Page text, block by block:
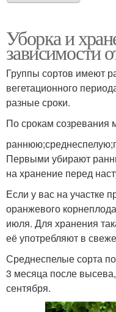
Уборка и
зависимости
Группы сортов имеют
вегетационного
разные сроки.
По срокам созревания
Первыми убирают
на хранение перед
Если у вас на участке
оранжевого
июля. Для хранения
её употребляют в
Среднеспелые сорта
3 месяца после
сентября.